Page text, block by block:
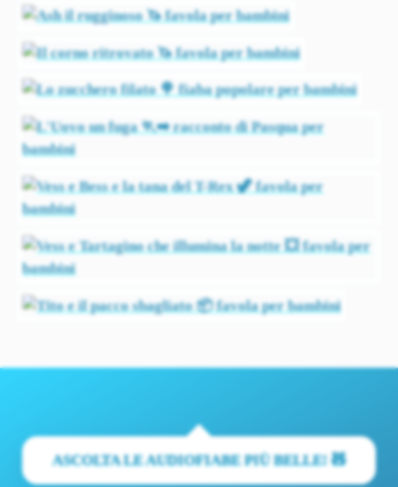
ASCOLTA LE AUDIOFIABE PIÙ BELLE! 🧸